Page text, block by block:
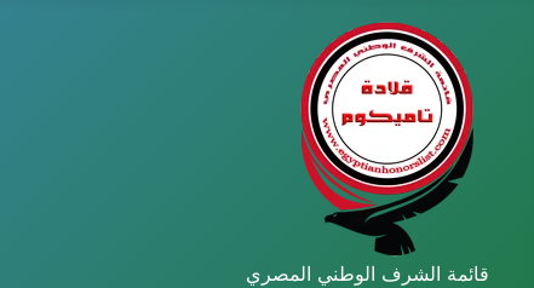
قائمة الشرف الوطني المصري